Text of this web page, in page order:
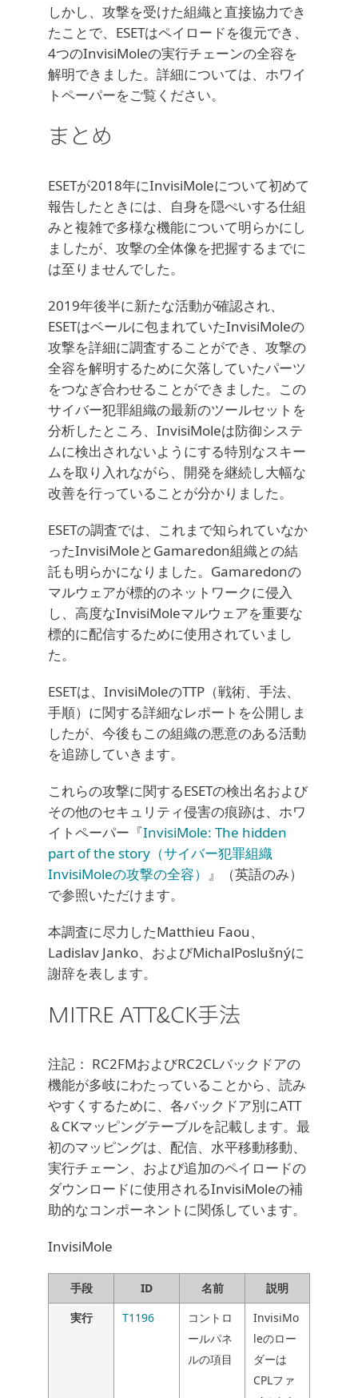
しかし、攻撃を受けた組織と直接協力でき
たことで、ESETはペイロードを復元でき、
4つのInvisiMoleの実行チェーンの全容を
解明できました。詳細については、ホワイ
トペーパーをご覧ください。
まとめ
ESETが2018年にInvisiMoleについて初めて
報告したときには、自身を隠ぺいする仕組
みと複雑で多様な機能について明らかにし
ましたが、攻撃の全体像を把握するまでに
は至りませんでした。
2019年後半に新たな活動が確認され、
ESETはベールに包まれていたInvisiMoleの
攻撃を詳細に調査することができ、攻撃の
全容を解明するために欠落していたパーツ
をつなぎ合わせることができました。この
サイバー犯罪組織の最新のツールセットを
分析したところ、InvisiMoleは防御システ
ムに検出されないようにする特別なスキー
ムを取り入れながら、開発を継続し大幅な
改善を行っていることが分かりました。
ESETの調査では、これまで知られていなか
ったInvisiMoleとGamaredon組織との結
託も明らかになりました。Gamaredonの
マルウェアが標的のネットワークに侵入
し、高度なInvisiMoleマルウェアを重要な
標的に配信するために使用されていまし
た。
ESETは、InvisiMoleのTTP（戦術、手法、
手順）に関する詳細なレポートを公開しま
したが、今後もこの組織の悪意のある活動
を追跡していきます。
これらの攻撃に関するESETの検出名および
その他のセキュリティ侵害の痕跡は、ホワ
イトペーパー『InvisiMole: The hidden
part of the story（サイバー犯罪組織
InvisiMoleの攻撃の全容） 』（英語のみ）
で参照いただけます。
本調査に尽力したMatthieu Faou、
Ladislav Janko、およびMichalPoslušnýに
謝辞を表します。
MITRE ATT&CK手法
注記： RC2FMおよびRC2CLバックドアの
機能が多岐にわたっていることから、読み
やすくするために、各バックドア別にATT
＆CKマッピングテーブルを記載します。最
初のマッピングは、配信、水平移動移動、
実行チェーン、および追加のペイロードの
ダウンロードに使用されるInvisiMoleの補
助的なコンポーネントに関係しています。
InvisiMole
手段 ID 名前
説明
実行
T1196
コントロ
ールパネ
ルの項目
InvisiMo
leのロー
ダーは
CPLファ